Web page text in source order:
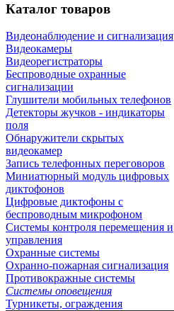
Каталог товаров
Видеонаблюдение и сигнализация
Видеокамеры
Видеорегистраторы
Беспроводные охранные
сигнализации
Глушители мобильных телефонов
Детекторы жучков - индикаторы
поля
Обнаружители скрытых
видеокамер
Запись телефонных переговоров
Миниатюрный модуль цифровых
диктофонов
Цифровые диктофоны с
беспроводным микрофоном
Системы контроля перемещения и
управления
Охранные системы
Охранно-пожарная сигнализация
Противокражные системы
Системы оповещения
Турникеты, ограждения